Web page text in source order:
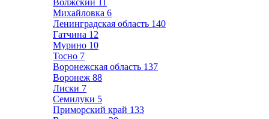
Волжский 11
Михайловка 6
Ленинградская область 140
Гатчина 12
Мурино 10
Тосно 7
Воронежская область 137
Воронеж 88
Лиски 7
Семилуки 5
Приморский край 133